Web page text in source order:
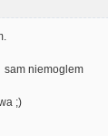
sam niemoglem
;)